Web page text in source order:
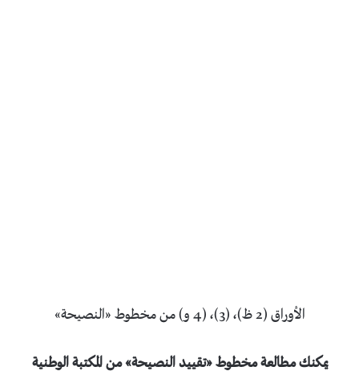
الأوراق (2 ظ)، (3)، (4 و) من مخطوط «النصيحة»
يمكنك مطالعة مخطوط «تقييد النصيحة» من المكتبة الوطنية